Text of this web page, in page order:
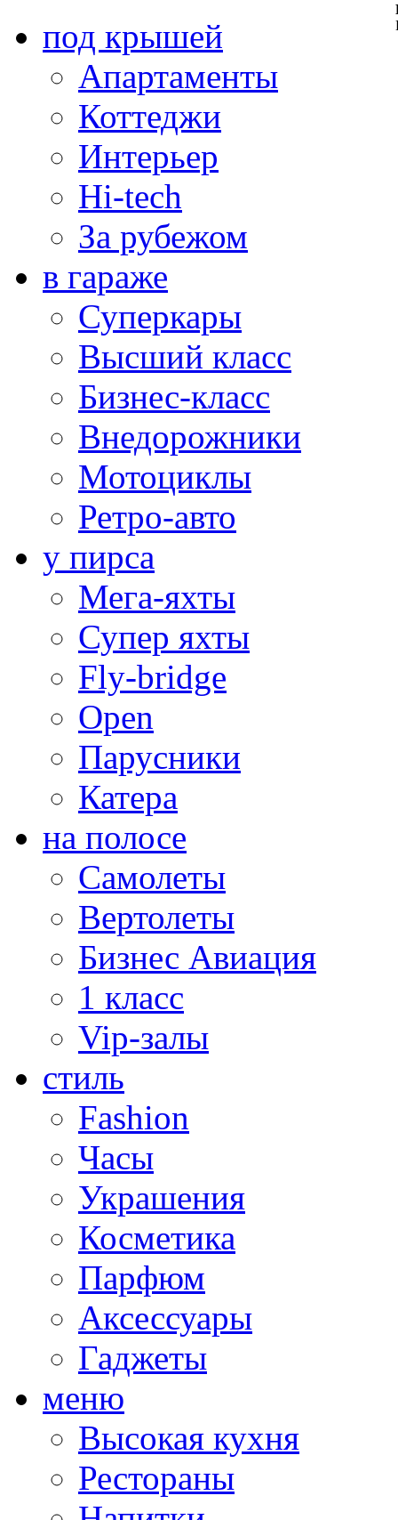
под крышей
Апартаменты
Коттеджи
Интерьер
Hi-tech
За рубежом
в гараже
Суперкары
Высший класс
Бизнес-класс
Внедорожники
Мотоциклы
Ретро-авто
у пирса
Мега-яхты
Супер яхты
Fly-bridge
Open
Парусники
Катера
на полосе
Самолеты
Вертолеты
Бизнес Авиация
1 класс
Vip-залы
стиль
Fashion
Часы
Украшения
Косметика
Парфюм
Аксессуары
Гаджеты
меню
Высокая кухня
Рестораны